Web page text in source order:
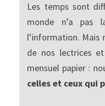
Les temps sont
monde n’a pas
l’information. Mais
de nos lectrices
mensuel papier :
celles et ceux qui